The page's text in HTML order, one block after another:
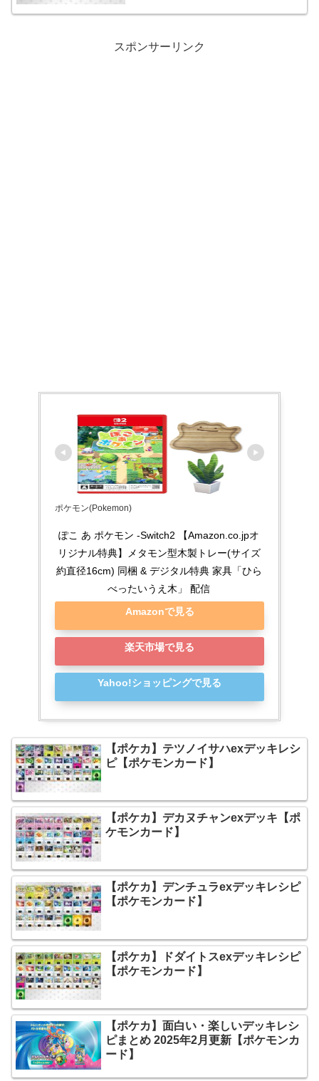
スポンサーリンク
ポケモン(Pokemon)
ぽこ あ ポケモン -Switch2 【Amazon.co.jpオ
リジナル特典】メタモン型木製トレー(サイズ
約直径16cm) 同梱 & デジタル特典 家具「ひら
べったいうえ木」 配信
Amazonで見る
楽天市場で見る
Yahoo!ショッピングで見る
【ポケカ】テツノイサハexデッキレシ
ピ【ポケモンカード】
【ポケカ】デカヌチャンexデッキ【ポ
ケモンカード】
【ポケカ】デンチュラexデッキレシピ
【ポケモンカード】
【ポケカ】ドダイトスexデッキレシピ
【ポケモンカード】
【ポケカ】面白い・楽しいデッキレシ
ピまとめ 2025年2月更新【ポケモンカ
ード】